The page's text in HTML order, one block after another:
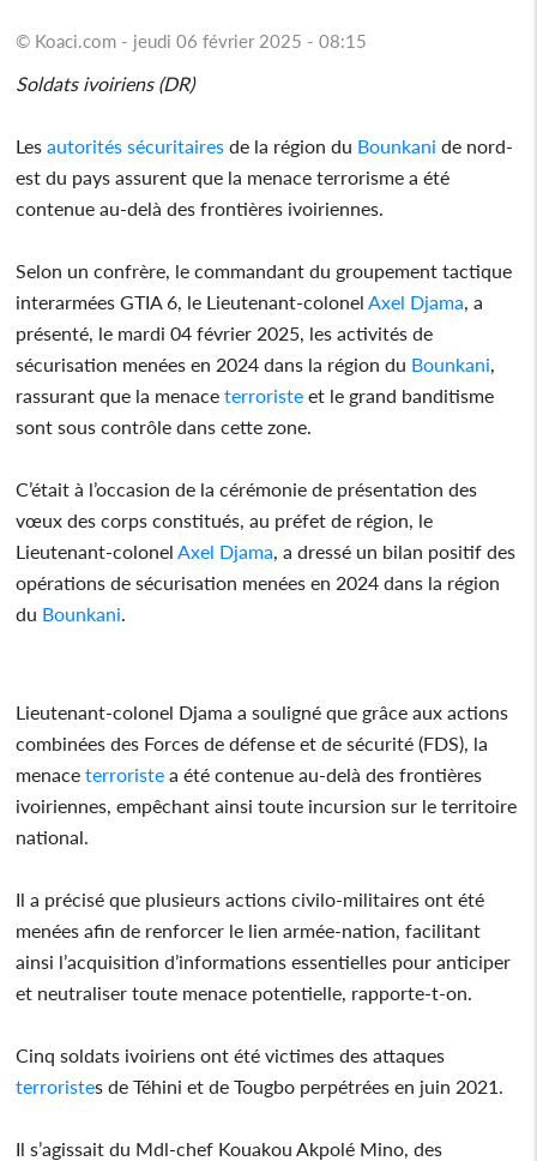
© Koaci.com - jeudi 06 février 2025 - 08:15
Soldats ivoiriens (DR)
Lesautorités sécuritaires de la région du Bounkani de nord-
est du pays assurent que la menace terrorisme a été
contenue au-delà des frontières ivoiriennes.
Selon un confrère, le commandant du groupement tactique
interarmées GTIA 6, le Lieutenant-colonelAxel Djama, a
présenté, le mardi 04 février 2025, les activités de
sécurisation menées en 2024 dans la région du Bounkani,
rassurant que la menaceterroriste et le grand banditisme
sont sous contrôle dans cette zone.
C’était à l’occasion de la cérémonie de présentation des
vœux des corps constitués, au préfet de région, le
Lieutenant-colonelAxel Djama, a dressé un bilan positif des
opérations de sécurisation menées en 2024 dans la région
du Bounkani.
Lieutenant-colonel Djama a souligné que grâce aux actions
combinées des Forces de défense et de sécurité (FDS), la
menaceterroriste a été contenue au-delà des frontières
ivoiriennes, empêchant ainsi toute incursion sur le territoire
national.
Il a précisé que plusieurs actions civilo-militaires ont été
menées afin de renforcer le lien armée-nation, facilitant
ainsi l’acquisition d’informations essentielles pour anticiper
et neutraliser toute menace potentielle, rapporte-t-on.
Cinq soldats ivoiriens ont été victimes des attaques
terroristes de Téhini et de Tougbo perpétrées en juin 2021.
Il s’agissait du Mdl-chef Kouakou Akpolé Mino, des